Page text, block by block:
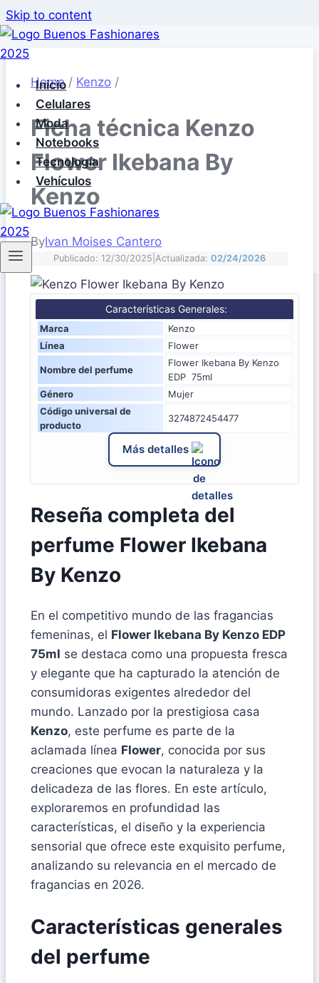
Skip to content
Inicio
Celulares
Moda
Notebooks
Tecnología
Vehículos
Home / Kenzo /
Ficha técnica Kenzo
Flower Ikebana By
Kenzo
ByIvan Moises Cantero
Publicado: 12/30/2025 Actualizada: 02/24/2026
Características Generales:
Marca
Kenzo
Línea
Flower
Nombre del perfume
Flower Ikebana By Kenzo
EDP 75ml
Género
Mujer
Código universal de
producto
3274872454477
Más detalles
Reseña completa del
perfume Flower Ikebana
By Kenzo
En el competitivo mundo de las fragancias
femeninas, el Flower Ikebana By Kenzo EDP
75ml se destaca como una propuesta fresca
y elegante que ha capturado la atención de
consumidoras exigentes alrededor del
mundo. Lanzado por la prestigiosa casa
Kenzo, este perfume es parte de la
aclamada línea Flower, conocida por sus
creaciones que evocan la naturaleza y la
delicadeza de las flores. En este artículo,
exploraremos en profundidad las
características, el diseño y la experiencia
sensorial que ofrece este exquisito perfume,
analizando su relevancia en el mercado de
fragancias en 2026.
Características generales
del perfume